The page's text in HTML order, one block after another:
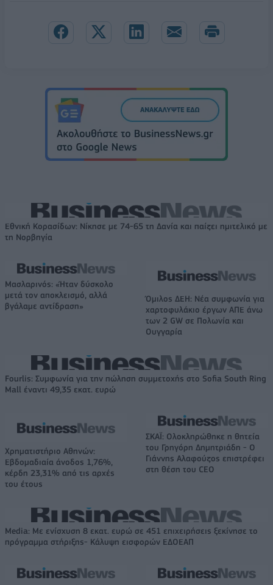
Εθνική Κορασίδων: Νίκησε με 74-65 τη Δανία και παίζει ημιτελικό με
τη Νορβηγία
Μασλαρινός: «Ήταν δύσκολο
μετά τον αποκλεισμό, αλλά
βγάλαμε αντίδραση»
Όμιλος ΔΕΗ: Νέα συμφωνία για
χαρτοφυλάκιο έργων ΑΠΕ άνω
των 2 GW σε Πολωνία και
Ουγγαρία
Fourlis: Συμφωνία για την πώληση συμμετοχής στο Sofia South Ring
Mall έναντι 49,35 εκατ. ευρώ
Χρηματιστήριο Αθηνών:
Εβδομαδιαία άνοδος 1,76%,
κέρδη 23,31% από τις αρχές
του έτους
ΣΚΑΪ: Ολοκληρώθηκε η θητεία
του Γρηγόρη Δημητριάδη - Ο
Γιάννης Αλαφούζος επιστρέφει
στη θέση του CEO
Media: Με ενίσχυση 8 εκατ. ευρώ σε 451 επιχειρήσεις ξεκίνησε το
πρόγραμμα στήριξης- Κάλυψη εισφορών ΕΔΟΕΑΠ